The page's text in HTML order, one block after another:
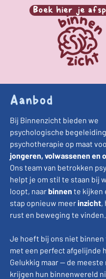
Boek hier je
Aanbod
Bij Binnenzicht bieden we
psychologische
psychotherapie op maat
jongeren, volwassenen en
Ons team van betrokken
helpt je om stil te staan bij
loopt, naarbinnen te kijken
stap opnieuw meerinzicht,
rust en beweging te vinden.
Je hoeft bij ons niet binnen
met een perfect afgelijnde
Gelukkig maar — de meeste
krijgen hun binnenwereld